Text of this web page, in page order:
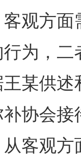
观方
为，
某供
协会
客观